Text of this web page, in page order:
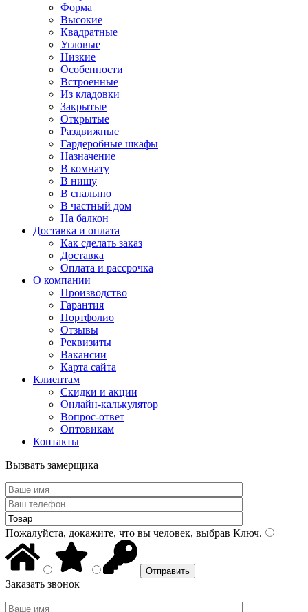
Форма
Высокие
Квадратные
Угловые
Низкие
Особенности
Встроенные
Из кладовки
Закрытые
Открытые
Раздвижные
Гардеробные шкафы
Назначение
В комнату
В нишу
В спальню
В частный дом
На балкон
Доставка и оплата
Как сделать заказ
Доставка
Оплата и рассрочка
О компании
Производство
Гарантия
Портфолио
Отзывы
Реквизиты
Вакансии
Карта сайта
Клиентам
Скидки и акции
Онлайн-калькулятор
Вопрос-ответ
Оптовикам
Контакты
Вызвать замерщика
Пожалуйста, докажите, что вы человек, выбрав Ключ.
Заказать звонок